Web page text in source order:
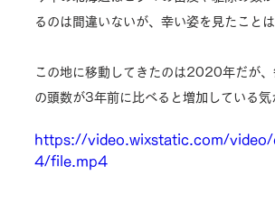
るのは間違いないが、幸い姿を見たことは
この地に移動してきたのは2020年だが
の頭数が3年前に比べると増加している気
https://video.wixstatic.com/
4/file.mp4